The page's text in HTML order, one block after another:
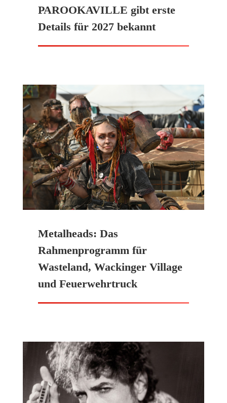
PAROOKAVILLE gibt erste
Details für 2027 bekannt
Metalheads: Das
Rahmenprogramm für
Wasteland, Wackinger Village
und Feuerwehrtruck